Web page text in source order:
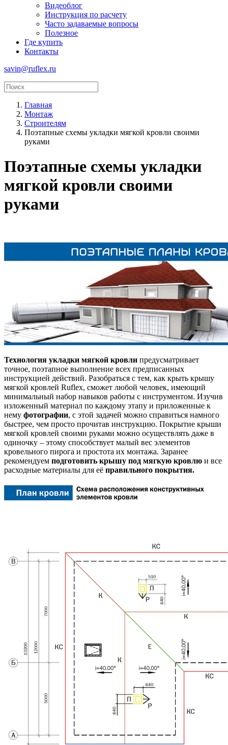
Видеоблог
Инструкция по расчету
Часто задаваемые вопросы
Полезное
Где купить
Контакты
savin@ruflex.ru
Главная
Монтаж
Строителям
Поэтапные схемы укладки мягкой кровли своими
руками
Поэтапные схемы укладки
мягкой кровли своими
руками
Технология укладки мягкой кровли предусматривает
точное, поэтапное выполнение всех предписанных
инструкцией действий. Разобраться с тем, как крыть крышу
мягкой кровлей Ruflex, сможет любой человек, имеющий
минимальный набор навыков работы с инструментом. Изучив
изложенный материал по каждому этапу и приложенные к
нему фотографии, с этой задачей можно справиться намного
быстрее, чем просто прочитав инструкцию. Покрытие крыши
мягкой кровлей своими руками можно осуществлять даже в
одиночку – этому способствует малый вес элементов
кровельного пирога и простота их монтажа. Заранее
рекомендуем подготовить крышу под мягкую кровлю и все
расходные материалы для её правильного покрытия.